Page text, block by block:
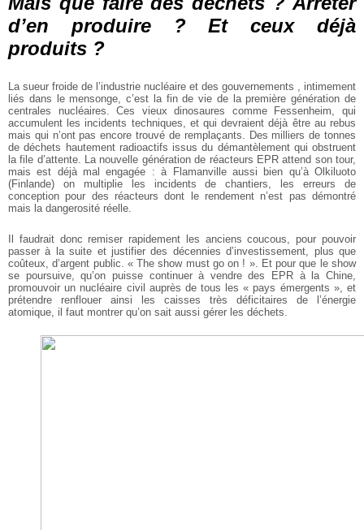
d’en produire ? Et ceux déjà
produits ?
La sueur froide de l’industrie nucléaire et des gouvernements , intimement
liés dans le mensonge, c’est la fin de vie de la première génération de
centrales nucléaires. Ces vieux dinosaures comme Fessenheim, qui
accumulent les incidents techniques, et qui devraient déjà être au rebus
mais qui n’ont pas encore trouvé de remplaçants. Des milliers de tonnes
de déchets hautement radioactifs issus du démantèlement qui obstruent
la file d’attente. La nouvelle génération de réacteurs EPR attend son tour,
mais est déjà mal engagée : à
Flamanville aussi bien qu’à Olkiluoto
(Finlande) on multiplie les incidents de chantiers, les erreurs de
conception pour des réacteurs dont le rendement n’est pas démontré
mais la dangerosité réelle.
Il faudrait donc remiser rapidement les anciens coucous, pour pouvoir
passer à la suite et justifier des décennies d’investissement, plus que
coûteux, d’argent public. « The show must go on ! ». Et pour que le show
se poursuive, qu’on puisse continuer à vendre des EPR à la Chine,
promouvoir un nucléaire civil auprès de tous les « pays émergents », et
prétendre renflouer ainsi les caisses très déficitaires de l’énergie
atomique, il faut montrer qu’on sait aussi gérer les déchets.